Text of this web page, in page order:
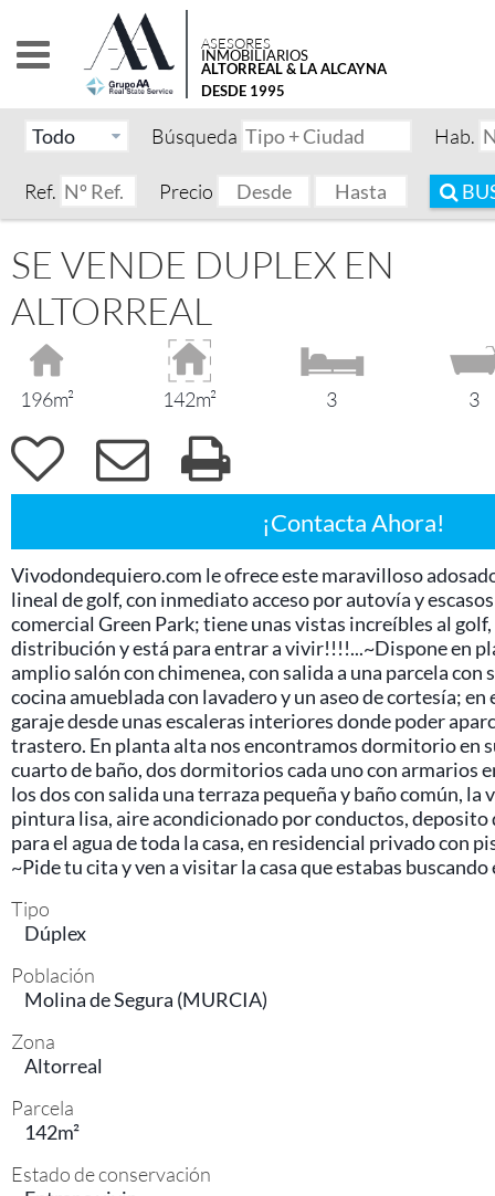
ASESORES
INMOBILIARIOS
ALTORREAL & LA ALCAYNA
DESDE 1995
Búsqueda Hab.
Ref. Precio
SE VENDE DUPLEX EN
ALTORREAL
196m² 142m² 3 3
¡Contacta Ahora!
Acepto lapolítica de
Contactar
Vivodondequiero.com le ofrece este maravilloso
lineal de golf, con inmediato acceso por autovía y
comercial Green Park; tiene unas vistas increíbles al
distribución y está para entrar a vivir!!!!...~Dispone en
amplio salón con chimenea, con salida a una parcela con
cocina amueblada con lavadero y un aseo de cortesía; en
garaje desde unas escaleras interiores donde poder
trastero. En planta alta nos encontramos dormitorio en
cuarto de baño, dos dormitorios cada uno con armarios
los dos con salida una terraza pequeña y baño común, la
pintura lisa, aire acondicionado por conductos, deposito
para el agua de toda la casa, en residencial privado con
~Pide tu cita y ven a visitar la casa que estabas
Tipo
Dúplex
Población
Molina de Segura (MURCIA)
Zona
Altorreal
Parcela
142m²
Estado de conservación